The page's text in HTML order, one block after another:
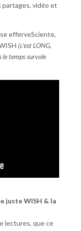
partages, vidéo et
efferveSciente,
(c’est LONG,
le temps survole
juste WISH & la
lectures, que ce